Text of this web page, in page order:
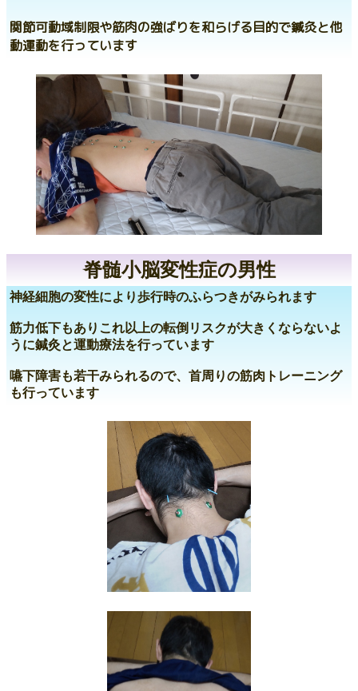
関節可動域制限や筋肉の強ばりを和らげる目的で鍼灸と他
動運動を行っています
脊髄小脳変性症の男性
神経細胞の変性により歩行時のふらつきがみられます
筋力低下もありこれ以上の転倒リスクが大きくならないよ
うに鍼灸と運動療法を行っています
嚥下障害も若干みられるので、首周りの筋肉トレーニング
も行っています